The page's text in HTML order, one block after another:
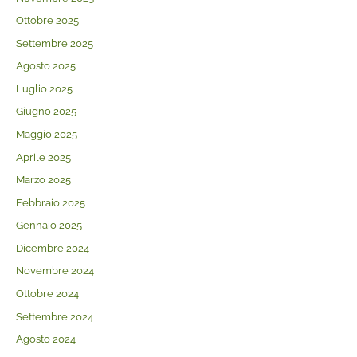
Ottobre 2025
Settembre 2025
Agosto 2025
Luglio 2025
Giugno 2025
Maggio 2025
Aprile 2025
Marzo 2025
Febbraio 2025
Gennaio 2025
Dicembre 2024
Novembre 2024
Ottobre 2024
Settembre 2024
Agosto 2024